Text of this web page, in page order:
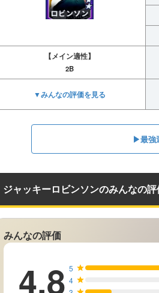
【メイン適性】
2B
▼みんなの評価を見る
▶︎最強
ジャッキーロビンソンのみんなの
みんなの評価
4.8 5
4